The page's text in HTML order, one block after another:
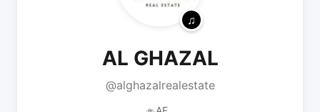
AL GHAZAL
@alghazalrealestate